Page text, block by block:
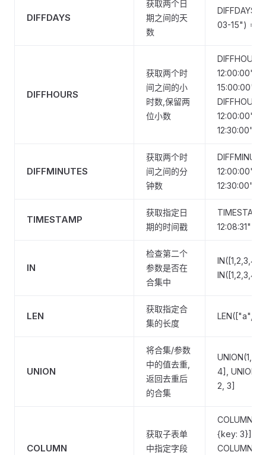
DIFFDAYS
获取两个日
期之间的天
数
03-15") =
DIFFHOURS
获取两个时
间之间的小
时数,保留两
位小数
12:00:00",
15:00:00")
12:00:00",
12:30:00")
DIFFMINUTES
获取两个时
间之间的分
钟数
12:00:00",
12:30:00")
TIMESTAMP
获取指定日
期的时间戳
12:08:31") =
IN
检查第二个
参数是否在
合集中
IN([1,2,3,4],
LEN
获取指定合
集的长度
LEN(["a",
UNION
将合集/参数
中的值去重,
返回去重后
的合集
UNION(1, 3,
4],
2, 3]
COLUMN
获取子表单
中指定字段
{key: